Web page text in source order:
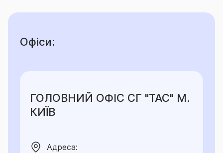
Офіси:
ГОЛОВНИЙ ОФІС СГ "ТАС" М.
КИЇВ
Адреса: